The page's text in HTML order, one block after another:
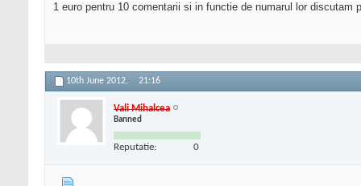
1 euro pentru 10 comentarii si in functie de numarul lor discutam
10th June 2012, 21:16
Vali Mihalcea
Banned
Reputatie: 0